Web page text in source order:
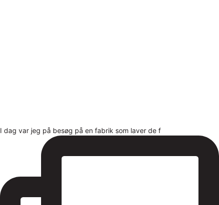
I dag var jeg på besøg på en fabrik som laver de f